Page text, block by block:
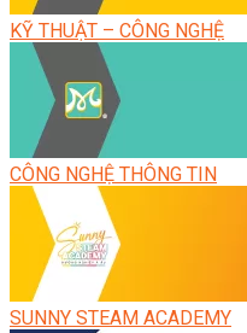
KỸ THUẬT – CÔNG NGHỆ
CÔNG NGHỆ THÔNG TIN
SUNNY STEAM ACADEMY